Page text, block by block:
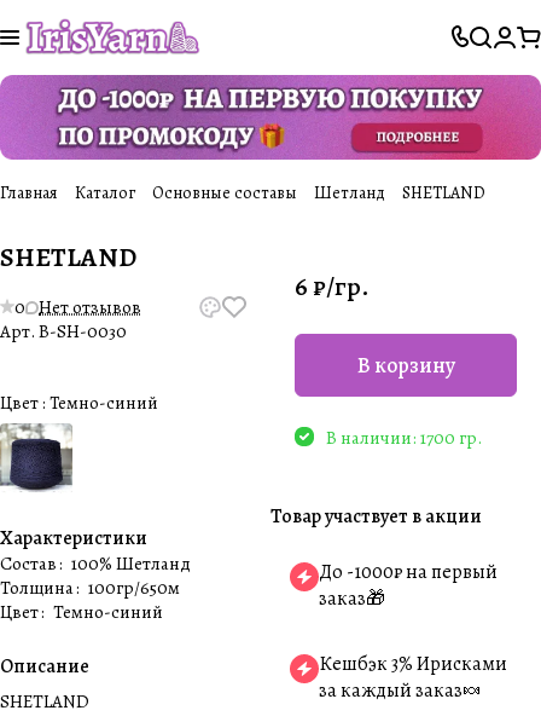
Главная Каталог Основные составы Шетланд SHETLAND
SHETLAND
0 Нет отзывов
Арт. B-SH-0030
Цвет : Темно-синий
Характеристики
Состав: 100% Шетланд
Толщина: 100гр/650м
Цвет: Темно-синий
Описание
SHETLAND
6 ₽/гр.
В корзину
В наличии: 1700 гр.
Товар участвует в акции
До -1000₽ на первый
заказ🎁
Кешбэк 3% Ирисками
за каждый заказ🍬